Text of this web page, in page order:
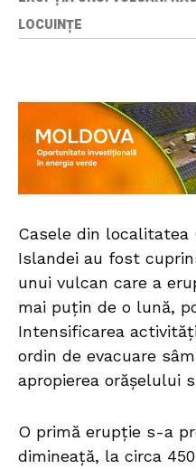
LOCUINȚE
Casele din
Islandei au fost
unui vulcan care a
mai puțin de o lună,
Intensificarea
ordin de evacuare
apropierea orășelului
O primă erupție s-a
dimineață, la circa